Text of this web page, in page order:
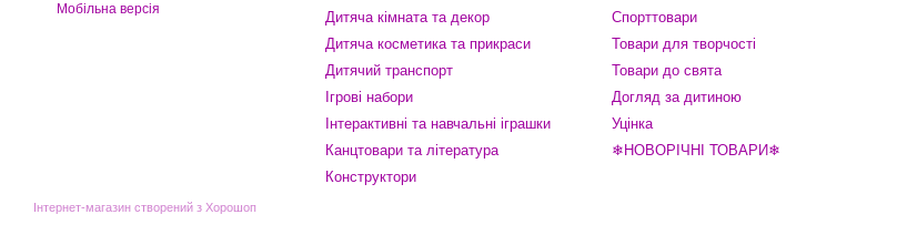
Мобільна версія
Інтернет-магазин створений з Хорошоп
Дитяча кімната та декор
Дитяча косметика та прикраси
Дитячий транспорт
Ігрові набори
Інтерактивні та навчальні іграшки
Канцтовари та література
Конструктори
Спорттовари
Товари для творчості
Товари до свята
Догляд за дитиною
Уцінка
❄НОВОРІЧНІ ТОВАРИ❄